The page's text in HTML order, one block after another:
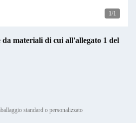
1/1
materiali di cui all'allegato 1 del
standard o personalizzato